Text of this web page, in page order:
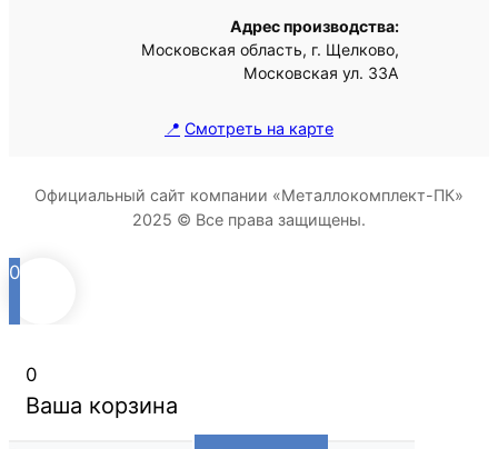
Адрес производства:
Московская область, г. Щелково,
Московская ул. 33А
📍 Смотреть на карте
Официальный сайт компании «Металлокомплект-ПК»
2025 © Все права защищены.
0
0
Ваша корзина